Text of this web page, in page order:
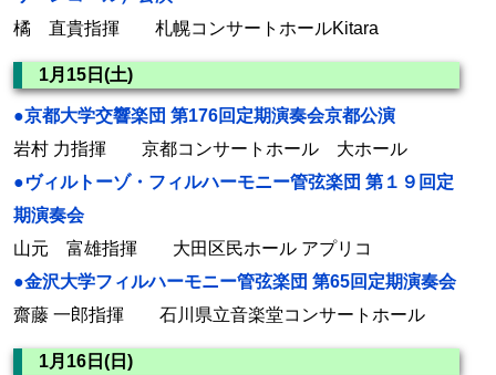
橘 直貴指揮 札幌コンサートホールKitara
1月15日(土)
●京都大学交響楽団 第176回定期演奏会京都公演
岩村 力指揮 京都コンサートホール 大ホール
●ヴィルトーゾ・フィルハーモニー管弦楽団 第１９回定
期演奏会
山元 富雄指揮 大田区民ホール アプリコ
●金沢大学フィルハーモニー管弦楽団 第65回定期演奏会
齋藤 一郎指揮 石川県立音楽堂コンサートホール
1月16日(日)